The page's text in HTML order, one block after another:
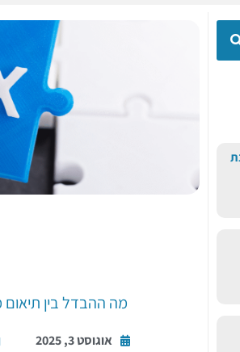
מה ההבדל בין
אוגוסט 3, 2025